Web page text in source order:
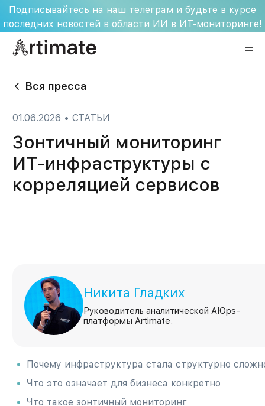
Skip
to
content
Подписывайтесь на наш телеграм и будьте в курсе
последних новостей в области ИИ в ИТ-мониторинге!
Вся пресса
01.06.2026 • СТАТЬИ
Зонтичный мониторинг
ИТ-инфраструктуры с
корреляцией сервисов
Никита Гладких
Руководитель аналитической AIOps-
платформы Artimate.
Почему инфраструктура стала структурно
Что это означает для бизнеса конкретно
Что такое зонтичный мониторинг